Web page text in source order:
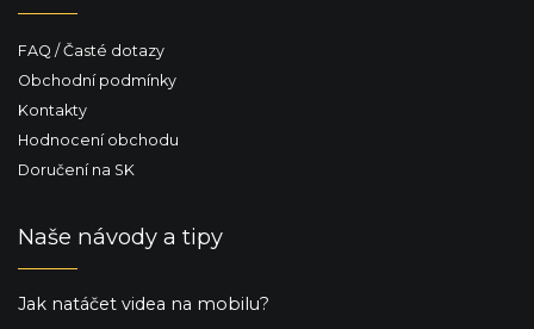
FAQ / Časté dotazy
Obchodní podmínky
Kontakty
Hodnocení obchodu
Doručení na SK
Naše návody a tipy
Jak natáčet videa na mobilu?